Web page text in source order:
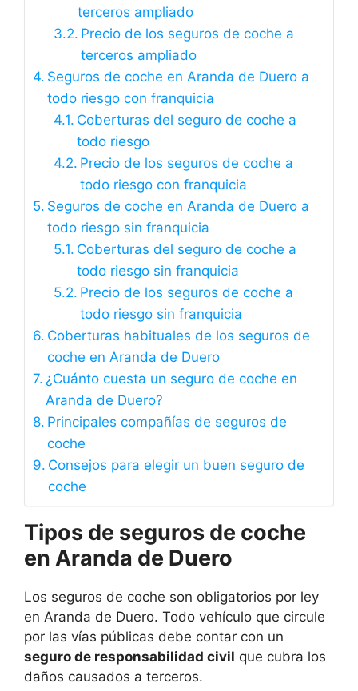
terceros ampliado
Precio de los seguros de coche a
terceros ampliado
Seguros de coche en Aranda de Duero a
todo riesgo con franquicia
Coberturas del seguro de coche a
todo riesgo
Precio de los seguros de coche a
todo riesgo con franquicia
Seguros de coche en Aranda de Duero a
todo riesgo sin franquicia
Coberturas del seguro de coche a
todo riesgo sin franquicia
Precio de los seguros de coche a
todo riesgo sin franquicia
Coberturas habituales de los seguros de
coche en Aranda de Duero
¿Cuánto cuesta un seguro de coche en
Aranda de Duero?
Principales compañías de seguros de
coche
Consejos para elegir un buen seguro de
coche
Tipos de seguros de coche
en Aranda de Duero
Los seguros de coche son obligatorios por ley
en Aranda de Duero. Todo vehículo que circule
por las vías públicas debe contar con un
seguro de responsabilidad civil que cubra los
daños causados a terceros.